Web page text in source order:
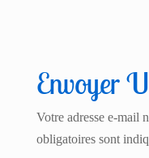
Envoyer
Votre adresse e-mail
obligatoires sont